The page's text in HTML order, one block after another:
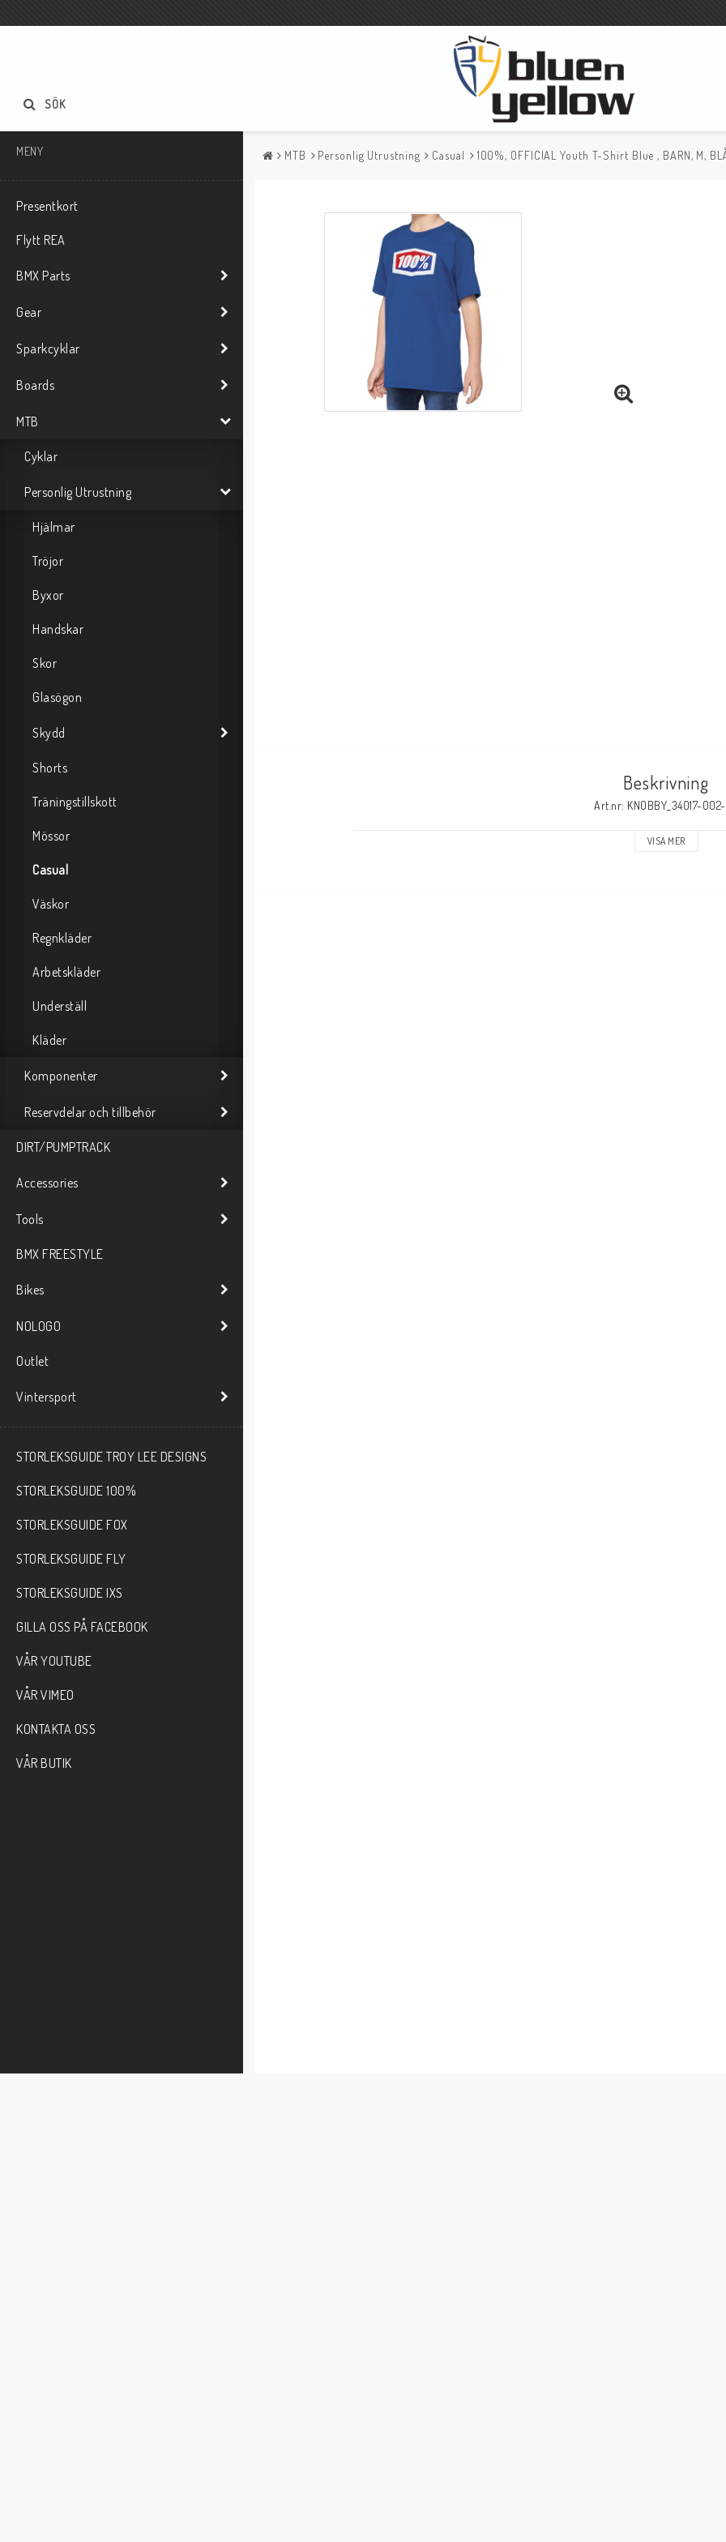
SÖK
MENY
Presentkort
Flytt REA
BMX Parts
Gear
Sparkcyklar
Boards
MTB
Cyklar
Personlig Utrustning
Hjälmar
Tröjor
Byxor
Handskar
Skor
Glasögon
Skydd
Shorts
Träningstillskott
Mössor
Casual
Väskor
Regnkläder
Arbetskläder
Underställ
Kläder
Komponenter
Reservdelar och tillbehör
DIRT/PUMPTRACK
Accessories
Tools
BMX FREESTYLE
Bikes
NOLOGO
Outlet
Vintersport
STORLEKSGUIDE TROY LEE DESIGNS
STORLEKSGUIDE 100%
STORLEKSGUIDE FOX
STORLEKSGUIDE FLY
STORLEKSGUIDE IXS
GILLA OSS PÅ FACEBOOK
VÅR YOUTUBE
VÅR VIMEO
KONTAKTA OSS
VÅR BUTIK
MTB Personlig Utrustning Casual 100%, OFFICIAL Youth T-Shirt Blue , BARN, M,
Beskrivning
Art.nr: KNOBBY_34017-
VISA MER